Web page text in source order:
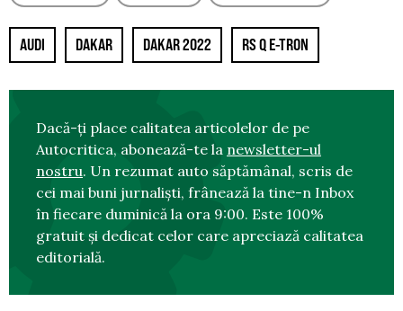
AUDI DAKAR DAKAR 2022 RS Q E-TRON
Dacă-ți place calitatea articolelor de pe
Autocritica, abonează-te la newsletter-ul
nostru. Un rezumat auto săptămânal, scris de
cei mai buni jurnaliști, frânează la tine-n Inbox
în fiecare duminică la ora 9:00. Este 100%
gratuit și dedicat celor care apreciază calitatea
editorială.